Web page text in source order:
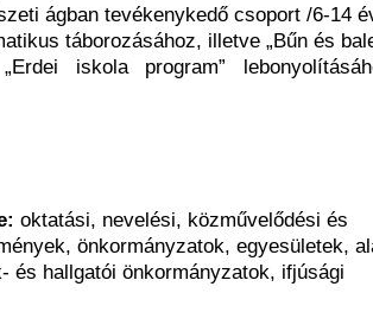
ágban tevékenykedő csoport /6-14
táborozásához, illetve „Bűn és
iskola program”
oktatási, nevelési, közművelődési és
önkormányzatok, egyesületek,
és hallgatói önkormányzatok, ifjúsági